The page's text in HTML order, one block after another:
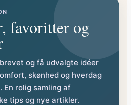
favoritter og
og få udvalgte idéer
skønhed og hverdag
En rolig samling af
tips og nye artikler.